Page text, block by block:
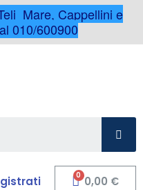
Mare, Cappellini e
010/600900
0,00 €